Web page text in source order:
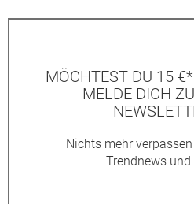
MÖCHTEST DU 15
MELDE DICH
Nichts mehr
Trendnews